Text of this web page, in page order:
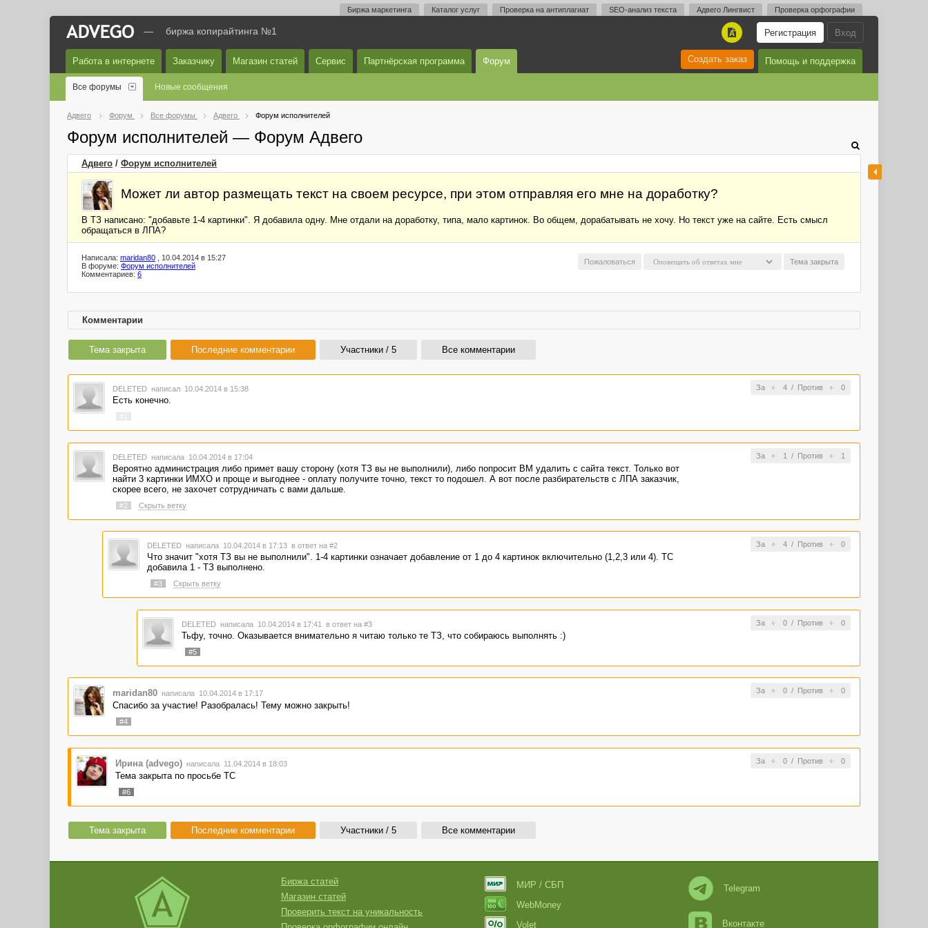
Биржа маркетинга Каталог услуг Проверка на антиплагиат SEO-анализ текста Адвего Лингвист Проверка орфографии
Вход
Регистрация
A
— биржа копирайтинга №1
Работа в интернете Заказчику Магазин статей Сервис Партнёрская программа Форум Помощь и поддержка
Создать заказ
Все форумы Новые сообщения
Адвего Форум Все форумы Адвего Форум исполнителей
Форум исполнителей — Форум Адвего
Адвего / Форум исполнителей
Может ли автор размещать текст на своем ресурсе, при этом отправляя его мне на доработку?
В ТЗ написано: "добавьте 1-4 картинки". Я добавила одну. Мне отдали на доработку, типа, мало картинок. Во общем, дорабатывать не хочу. Но текст уже на сайте. Есть смысл
обращаться в ЛПА?
Тема закрыта
Пожаловаться
Написала: maridan80 , 10.04.2014 в 15:27
В форуме: Форум исполнителей
Комментариев: 6
Комментарии
Тема закрыта Последние комментарии Участники / 5 Все комментарии
За 4/ Против 0
DELETED написал 10.04.2014 в 15:38
Есть конечно.
За 1 / Против 1
DELETED написала 10.04.2014 в 17:04
Вероятно администрация либо примет вашу сторону (хотя ТЗ вы не выполнили), либо попросит ВМ удалить с сайта текст. Только вот
найти 3 картинки ИМХО и проще и выгоднее - оплату получите точно, текст то подошел. А вот после разбирательств с ЛПА заказчик,
скорее всего, не захочет сотрудничать с вами дальше.
#2 Скрыть ветку
За 4/ Против 0
DELETED написала 10.04.2014 в 17:13 в ответ на #2
Что значит "хотя ТЗ вы не выполнили". 1-4 картинки означает добавление от 1 до 4 картинок включительно (1,2,3 или 4). ТС
добавила 1 - ТЗ выполнено.
#3 Скрыть ветку
За 0/ Против 0
DELETED написала 10.04.2014 в 17:41 в ответ на #3
Тьфу, точно. Оказывается внимательно я читаю только те ТЗ, что собираюсь выполнять :)
#5
За 0/ Против 0
maridan80 написала 10.04.2014 в 17:17
Спасибо за участие! Разобралась! Тему можно закрыть!
#4
За 0/ Против 0
Ирина (advego) написала 11.04.2014 в 18:03
Тема закрыта по просьбе ТС
#6
Тема закрыта Последние комментарии Участники / 5 Все комментарии
Биржа статей
Магазин статей
Проверить текст на уникальность
МИР / СБП
WebMoney
Volet
Telegram
Вконтакте